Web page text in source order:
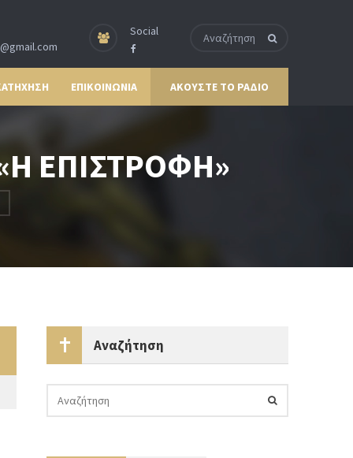
Social
ΕΠΙΚΟΙΝΩΝΙΑ ΑΚΟΥΣΤΕ ΤΟ ΡΑΔΙΟ
ΕΠΙΣΤΡΟΦΗ»
Αναζήτηση